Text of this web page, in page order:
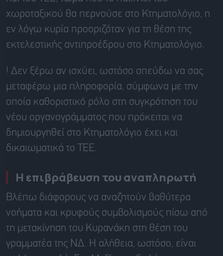
χωροταξικού θα περνούσε στο Κτηματολόγιο, η
εν λόγω κυρία προοριζόταν για τη θέση της
εκτελεστικής αντιπροέδρου στο Κτηματολόγιο.
! Δεν ξέρω αν ισχύει, ωστόσο σπεύδω να σας
μεταφέρω μια πληροφορία, σύμφωνα με την
οποία καθοριστικό ρόλο στη συγκρότηση του
νέου οργανογράμματος που πρόκειται να
δημιουργηθεί στο Κτηματολόγιο έχει και
δικαιωματικά το ΤΕΕ.
Η επιβράβευση του αναπληρωτή
Βλέπω διάφορους να αναζητούν βαθύτερα
νοήματα και κρυφούς συμβολισμούς πίσω από
τη μετακίνηση του Κυρανάκη στη θέση του
γραμματέα της ΝΔ. Η αλήθεια, ωστόσο, είναι